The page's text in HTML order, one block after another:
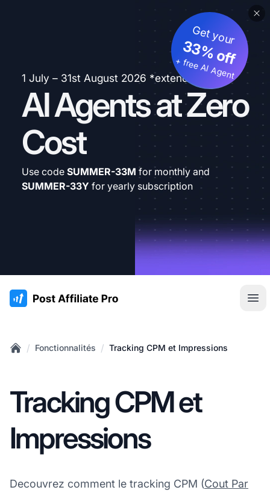
1 July – 31st August 2026 *extended
AI Agents at Zero
Cost
Get your
33% off
+ free AI Agent
Use code SUMMER-33M for monthly and
SUMMER-33Y for yearly subscription
:site.title
/ Fonctionnalités / Tracking CPM et Impressions
Tracking CPM et
Impressions
Decouvrez comment le tracking CPM (Cout Par